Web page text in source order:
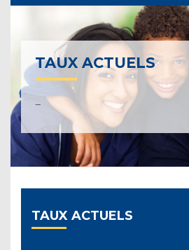
TAUX ACTUELS
–
TAUX ACTUELS